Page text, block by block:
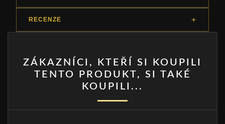
RECENZE
ZÁKAZNÍCI, KTEŘÍ SI KOUPILI
TENTO PRODUKT, SI TAKÉ
KOUPILI...